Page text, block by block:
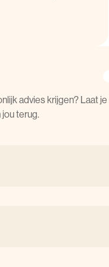
advies krijgen? Laat je
terug.